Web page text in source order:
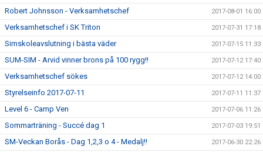
Robert Johnsson - Verksamhetschef 2017-08-01 16:00
Verksamhetschef i SK Triton 2017-07-31 17:18
Simskoleavslutning i bästa väder 2017-07-15 11:33
SUM-SIM - Arvid vinner brons på 100 rygg!! 2017-07-12 17:40
Verksamhetschef sökes 2017-07-12 14:00
Styrelseinfo 2017-07-11 2017-07-11 11:37
Level 6 - Camp Ven 2017-07-06 11:26
Sommarträning - Succé dag 1 2017-07-03 19:51
SM-Veckan Borås - Dag 1,2,3 o 4 - Medalj!! 2017-06-30 22:26